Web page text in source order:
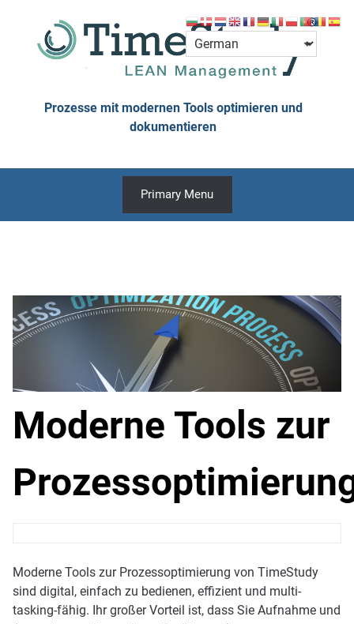
content
Prozesse mit modernen Tools optimieren und
dokumentieren
Primary Menu
Moderne Tools zur
Moderne Tools zur Prozessoptimierung von TimeStudy
sind digital, einfach zu bedienen, effizient und multi-
tasking-fähig. Ihr großer Vorteil ist, dass Sie Aufnahme und